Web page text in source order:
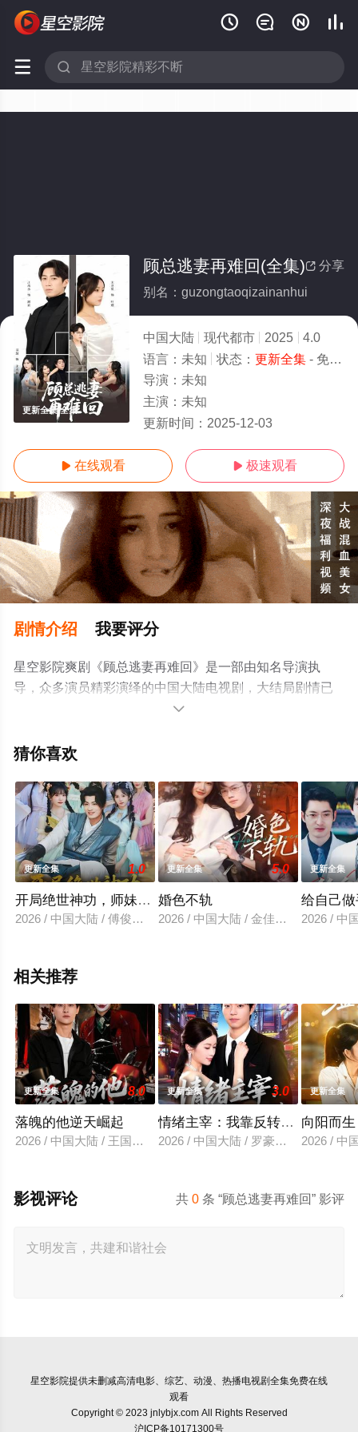
   
 
更新全集/全集
 分享
顾总逃妻再难回(全集)
别名：guzongtaoqizainanhui
中国大陆 现代都市 2025
4.0
语言： 未知 状态： 更新全集- 免费在线观看
导演： 未知
主演： 未知
更新时间： 2025-12-03
 在线观看  极速观看
剧情介绍 我要评分
星空影院爽剧《顾总逃妻再难回》是一部由知名导演执
导，众多演员精彩演绎的中国大陆电视剧，大结局剧情已
揭晓（更新全集），手机免费观看高清无删减完整版电视
情信息可移步至豆瓣电视剧、电视猫或剧情网等平台了

猜你喜欢
更新全集 1.0
开局绝世神功，师妹你别慌
2026 / 中国大陆 / 傅俊毅＆锦沅
更新全集 5.0
婚色不轨
2026 / 中国大陆 / 金佳遇＆魏凡舒
更新全集
给自己
2026 / 中
相关推荐
更新全集 8.0
落魄的他逆天崛起
2026 / 中国大陆 / 王国豪杰＆诗语＆梁辰羽
更新全集 3.0
情绪主宰：我靠反转人生封神
2026 / 中国大陆 / 罗豪宇＆陈昕乔
更新全集
向阳而
2026 / 中
共0 条 “顾总逃妻再难回” 影评
影视评论
星空影院提供未删减高清电影、综艺、动漫、热播电视剧全集免费在线
观看
Copyright © 2023 jnlybjx.com All Rights Reserved
沪ICP备10171300号